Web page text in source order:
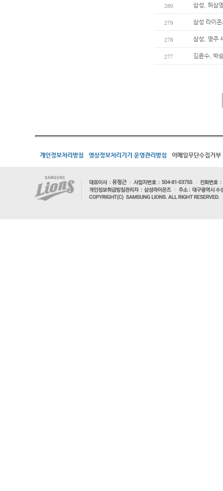
280 삼성, 허삼
279 삼성 라이온
278 삼성, 영주
277 김윤수, 박
개인정보처리방침 영상정보처리기기 운영관리방침 이메일무단수집거부